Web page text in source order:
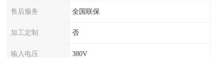
售后服务 全国联保
加工定制 否
输入电压 380V